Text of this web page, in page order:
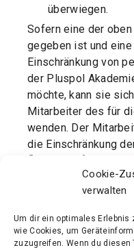
Cookie-
verwalten
Um dir ein optimales Erlebnis
wie Cookies, um
zuzugreifen. Wenn du
überwiegen.
Sofern eine der
gegeben ist und
Einschränkung von
der Pluspol
möchte, kann sie
Mitarbeiter des für
wenden. Der
die Einschränkung
Verarbeitung
Person hat das vom
betreffenden
durch die betroffene